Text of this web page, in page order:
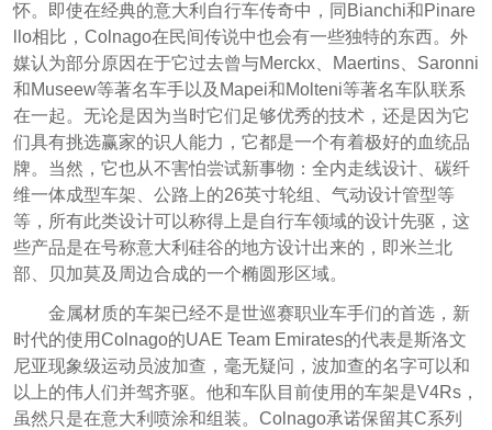
怀。即使在经典的意大利自行车传奇中，同Bianchi和Pinare
llo相比，Colnago在民间传说中也会有一些独特的东西。外
媒认为部分原因在于它过去曾与Merckx、Maertins、Saronni
和Museew等著名车手以及Mapei和Molteni等著名车队联系
在一起。无论是因为当时它们足够优秀的技术，还是因为它
们具有挑选赢家的识人能力，它都是一个有着极好的血统品
牌。当然，它也从不害怕尝试新事物：全内走线设计、碳纤
维一体成型车架、公路上的26英寸轮组、气动设计管型等
等，所有此类设计可以称得上是自行车领域的设计先驱，这
些产品是在号称意大利硅谷的地方设计出来的，即米兰北
部、贝加莫及周边合成的一个椭圆形区域。
金属材质的车架已经不是世巡赛职业车手们的首选，新
时代的使用Colnago的UAE Team Emirates的代表是斯洛文
尼亚现象级运动员波加查，毫无疑问，波加查的名字可以和
以上的伟人们并驾齐驱。他和车队目前使用的车架是V4Rs，
虽然只是在意大利喷涂和组装。Colnago承诺保留其C系列